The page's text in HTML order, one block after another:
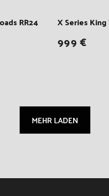
RR24 X Series
999 €
MEHR LADEN